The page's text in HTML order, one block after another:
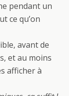
pendant un
ce qu’on
avant de
et au moins
afficher à